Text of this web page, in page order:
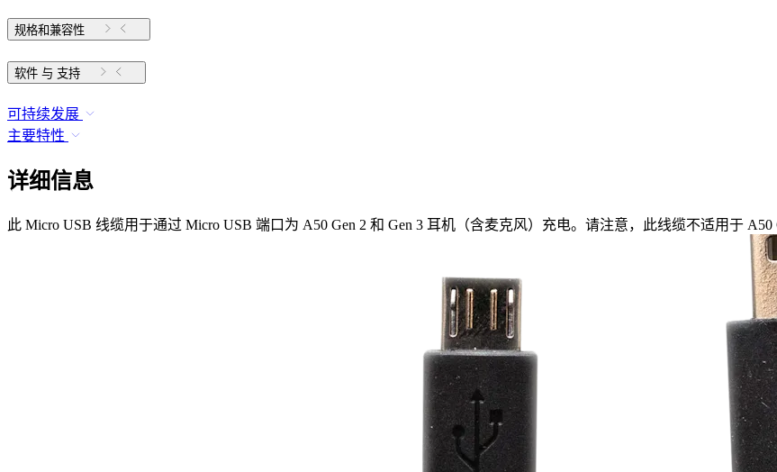
规格和兼容性
软件 与 支持
可持续发展
主要特性
详细信息
此 Micro USB 线缆用于通过 Micro USB 端口为 A50 Gen 2 和 Gen 3 耳机（含麦克风）充电。请注意，此线缆不适用于 A50